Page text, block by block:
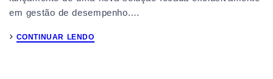
em gestão de desempenho.…
CONTINUAR LENDO